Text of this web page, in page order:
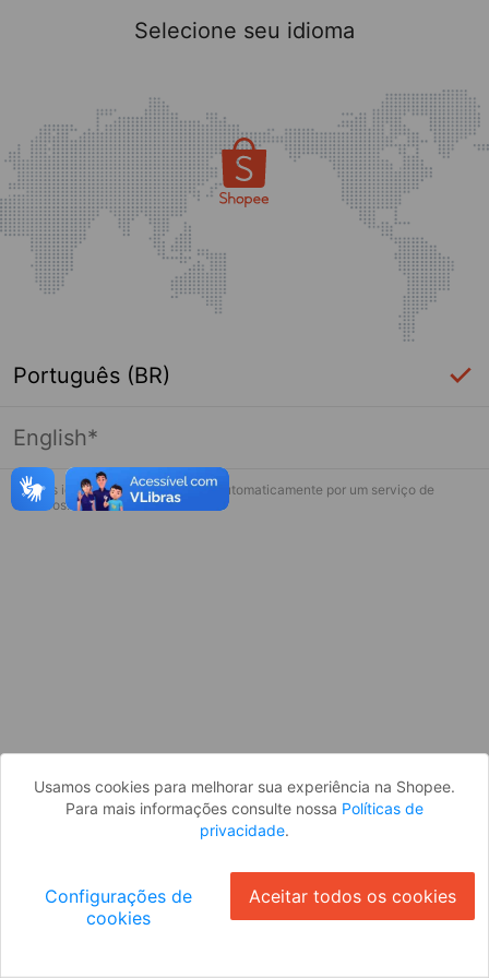
Página indisponível
Desculpe, algo deu errado. Faça login
Selecione seu idioma
Português (BR)
English*
* Esses idiomas serão traduzidos automaticamente por um serviço de
terceiros.
Usamos cookies para melhorar sua experiência na Shopee.
Para mais informações consulte nossa Políticas de
privacidade.
Configurações de
cookies
Aceitar todos os cookies